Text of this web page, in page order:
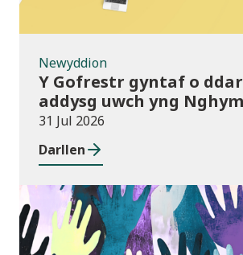
Newyddion
Y Gofrestr gyntaf o
addysg uwch yng
i rym
31 Jul 2026
Darllen